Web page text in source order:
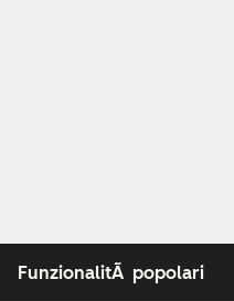
FunzionalitÃ popolari